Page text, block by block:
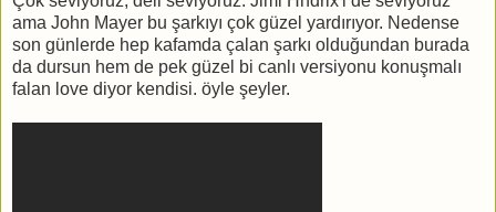
ama John Mayer bu şarkıyı çok güzel yardırıyor. Nedense
son günlerde hep kafamda çalan şarkı olduğundan burada
da dursun hem de pek güzel bi canlı versiyonu konuşmalı
falan love diyor kendisi. öyle şeyler.